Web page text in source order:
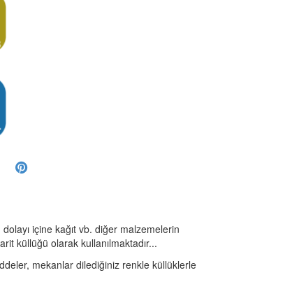
içine kağıt vb. diğer malzemelerin
küllüğü olarak kullanılmaktadır...
mekanlar dilediğiniz renkle küllüklerle